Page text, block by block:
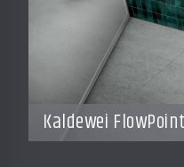
Kaldewei
funkčnost na